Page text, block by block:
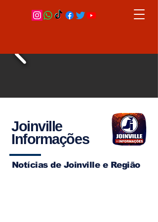
Joinville
Informações
Notícias de Joinville e Região